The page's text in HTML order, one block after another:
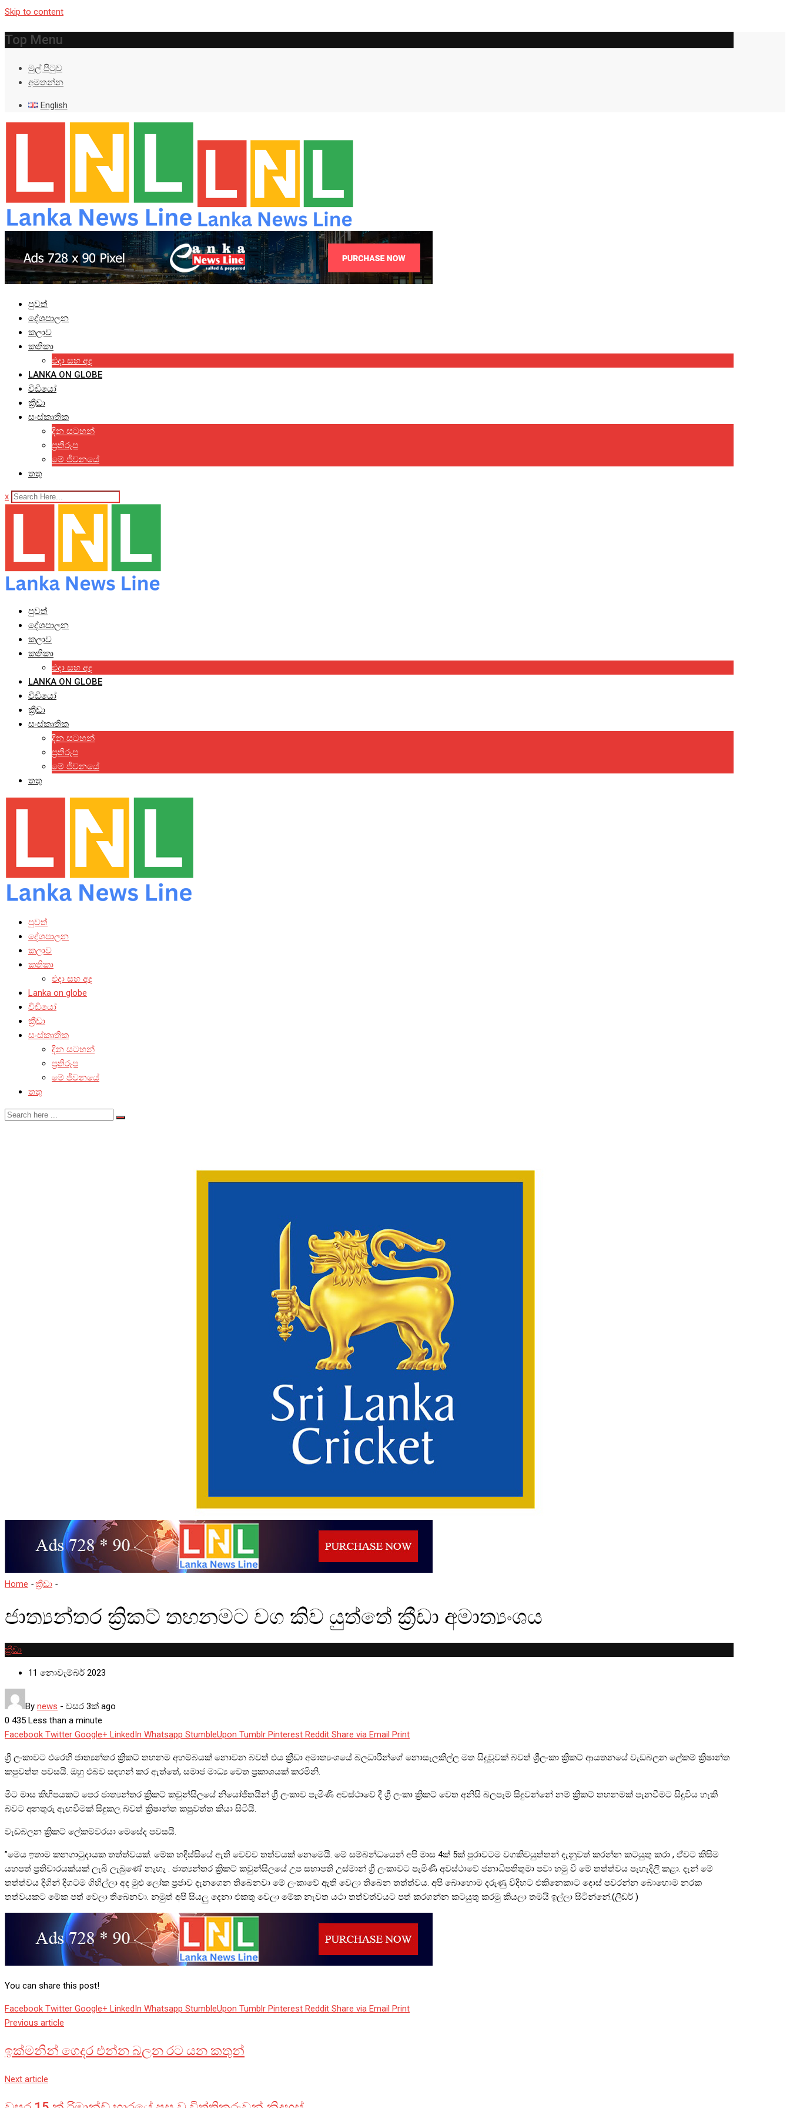
Skip to content
Top Menu
මුල් පිටුව
අමතන්න
English
පුවත්
දේශපාලන
කලාව
කතිකා
එදා සහ අද
LANKA ON GLOBE
වීඩියෝ
ක්‍රීඩා
සංස්කෘතික
දින සටහන්
ප්‍රතිරූප
මේ ජීවනයේ
තතු
x
පුවත්
දේශපාලන
කලාව
කතිකා
එදා සහ අද
LANKA ON GLOBE
වීඩියෝ
ක්‍රීඩා
සංස්කෘතික
දින සටහන්
ප්‍රතිරූප
මේ ජීවනයේ
තතු
පුවත්
දේශපාලන
කලාව
කතිකා
එදා සහ අද
Lanka on globe
වීඩියෝ
ක්‍රීඩා
සංස්කෘතික
දින සටහන්
ප්‍රතිරූප
මේ ජීවනයේ
තතු
Home -ක්‍රීඩා -
ජාත්‍යන්තර ක්‍රිකට් තහනමට වග කිව යුත්තේ ක්‍රීඩා අමාත්‍යංශය
ක්‍රීඩා
11 නොවැම්බර් 2023
By news - වසර 3ක් ago
0 435 Less than a minute
Facebook Twitter Google+ LinkedIn Whatsapp StumbleUpon Tumblr Pinterest Reddit Share via Email Print
ශ්‍රී ලංකාවට එරෙහි ජාත්‍යන්තර ක්‍රිකට් තහනම අහම්බයක් නොවන බවත් එය ක්‍රීඩා අමාත්‍යංශයේ බලධාරීන්ගේ නොසැලකිල්ල මත සිදුවූවක් බවත් ශ්‍රීලංකා ක්‍රිකට් ආයතනයේ වැඩබලන ලේකම් ක්‍රිෂාන්ත
කපුවත්ත පවසයි. ඔහු එබව සඳහන් කර ඇත්තේ, සමාජ මාධ්‍ය වෙත ප්‍රකාශයක් කරමිනි.
මිට මාස කිහිපයකට පෙර ජාත්‍යන්තර ක්‍රිකට් කවුන්සිලයේ නියෝජිතයින් ශ්‍රී ලංකාව පැමිණි අවස්ථාවේ දී ශ්‍රී ලංකා ක්‍රිකට් වෙත අනිසි බලපෑම් සිදුවන්නේ නම් ක්‍රිකට් තහනමක් පැනවීමට සිදුවිය හැකි
බවට අනතුරු ඇඟවීමක් සිදුකල බවත් ක්‍රිෂාන්ත කපුවත්ත කියා සිටියි.
වැඩබලන ක්‍රිකට් ලේකම්වරයා මෙසේද පවසයි.
”මෙය ඉතාම කනගාටුදායක තත්ත්වයක්. මේක හදිස්සියේ ඇති වෙච්ච තත්වයක් නෙමෙයි. මේ සම්බන්ධයෙන් අපි මාස 4ක් 5ක් පුරාවටම වගකිවයුත්තන් දැනුවත් කරන්න කටයුතු කරා , ඒවට කිසිම
යහපත් ප්‍රතිචාරයක්යක් ලැබී ලැබුණේ නැහැ . ජාත්‍යන්තර ක්‍රිකට් කවුන්සිලයේ උප සභාපති උස්මාන් ශ්‍රී ලංකාවට පැමිණි අවස්ථාවේ ජනාධිපතිතුමා පවා හමු වී මේ තත්ත්වය පැහැදිලි කළා. දැන් මේ
තත්ත්වය දිගින් දිගටම ගිහිල්ලා අද මුළු ලෝක ප්‍රජාව දැනගෙන තිබෙනවා මේ ලංකාවේ ඇති වෙලා තිබෙන තත්ත්වය. අපි බොහොම දරුණු විදිහට එකිනෙකාට දොස් පවරන්න බොහොම නරක
තත්වයකට මේක පත් වෙලා තිබෙනවා. නමුත් අපි සියලු දෙනා එකතු වෙලා මේක නැවත යථා තත්වත්වයට පත් කරගන්න කටයුතු කරමු කියලා තමයි ඉල්ලා සිටින්නේ.(ලීඩර් )
You can share this post!
Facebook Twitter Google+ LinkedIn Whatsapp StumbleUpon Tumblr Pinterest Reddit Share via Email Print
Previous article
ඉක්මනින් ගෙදර එන්න බලන රට යන කතුන්
Next article